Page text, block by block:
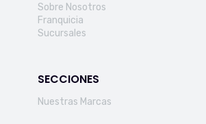
Sobre Nosotros
Franquicia
Sucursales
SECCIONES
Nuestras Marcas